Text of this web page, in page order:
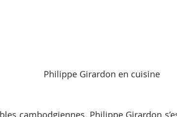
Philippe Girardon en cuisine